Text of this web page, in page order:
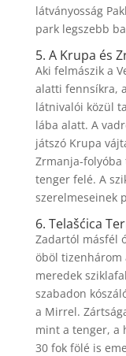
látványosság
park legszebb
5. A Krupa és
Aki felmászik a
alatti fennsíkra,
látnivalói közül
lába alatt. A
játszó Krupa
Zrmanja-folyóba
tenger felé. A
szerelmeseinek
6. Telašćica
Zadartól másfél
öböl tizenhárom
meredek
szabadon
a Mirrel.
mint a tenger, a
30 fok fölé is